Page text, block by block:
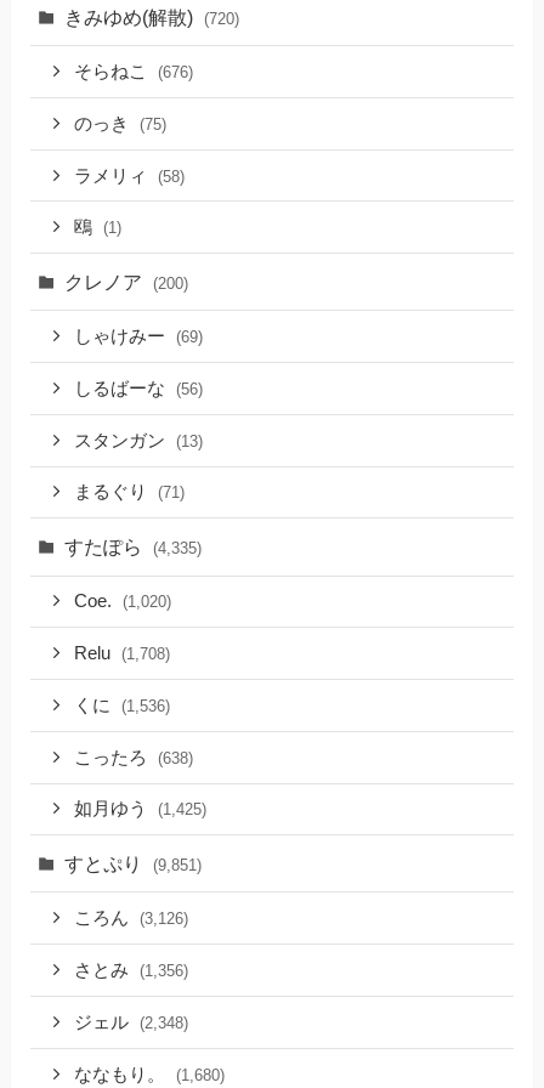
きみゆめ(解散) (720)
そらねこ (676)
のっき (75)
ラメリィ (58)
鴎 (1)
クレノア (200)
しゃけみー (69)
しるばーな (56)
スタンガン (13)
まるぐり (71)
すたぽら (4,335)
Coe. (1,020)
Relu (1,708)
くに (1,536)
こったろ (638)
如月ゆう (1,425)
すとぷり (9,851)
ころん (3,126)
さとみ (1,356)
ジェル (2,348)
ななもり。 (1,680)